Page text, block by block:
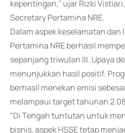
kepentingan," ujar Rizki
Secretary Pertamina NRE.
Dalam aspek keselamatan dan
Pertamina NRE berhasil
sepanjang triwulan III. Upaya
menunjukkan hasil positif.
berhasil menekan emisi
melampaui target tahunan
"Di Tengah tuntutan untuk
bisnis, aspek HSSE tetap